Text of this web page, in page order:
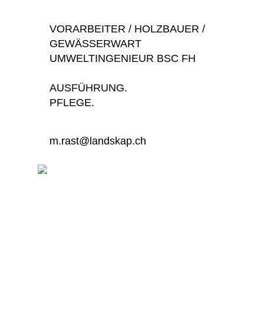
VORARBEITER / HOLZBAUER /
GEWÄSSERWART
UMWELTINGENIEUR BSC FH
AUSFÜHRUNG.
PFLEGE.
m.rast@landskap.ch